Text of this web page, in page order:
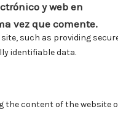
y web en
vez que comente.